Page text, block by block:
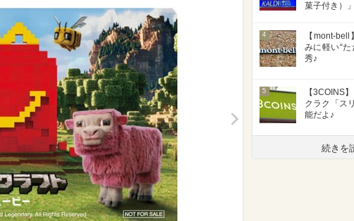
>
菓子付き）
4
【mont-
みに軽い“
秀♪
5
【3COINS
クラク「ス
能だよ♪
続きを